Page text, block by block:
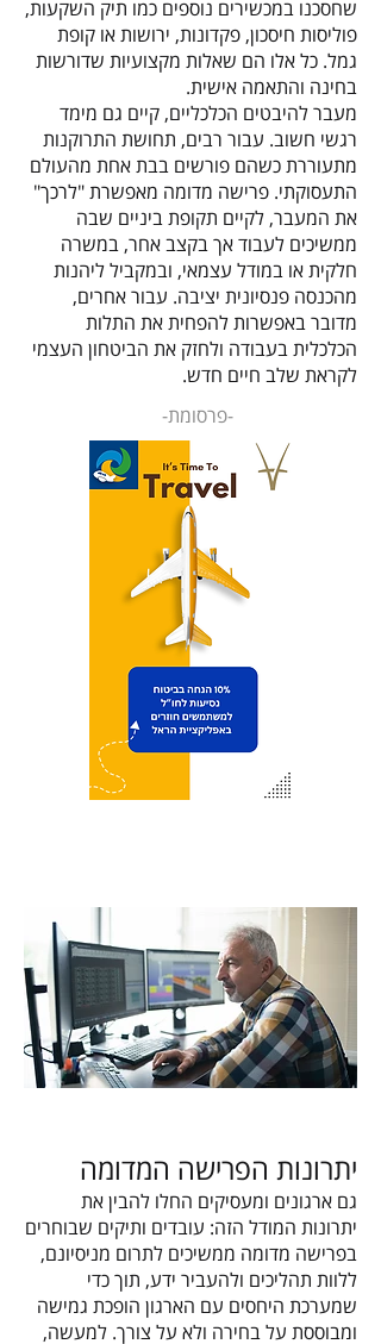
שחסכנו במכשירים נוספים כמו תיק השקעות,
פוליסות חיסכון, פקדונות, ירושות או קופת
גמל. כל אלו הם שאלות מקצועיות שדורשות
בחינה והתאמה אישית.
מעבר להיבטים הכלכליים, קיים גם מימד
רגשי חשוב. עבור רבים, תחושת התרוקנות
מתעוררת כשהם פורשים בבת אחת מהעולם
התעסוקתי. פרישה מדומה מאפשרת "לרכך"
את המעבר, לקיים תקופת ביניים שבה
ממשיכים לעבוד אך בקצב אחר, במשרה
חלקית או במודל עצמאי, ובמקביל ליהנות
מהכנסה פנסיונית יציבה. עבור אחרים,
מדובר באפשרות להפחית את התלות
הכלכלית בעבודה ולחזק את הביטחון העצמי
לקראת שלב חיים חדש.
-פרסומת-
Helvetica Light is an easy-to-read font, with
tall and narrow letters, that works well on
almost every site.
יתרונות הפרישה המדומה
גם ארגונים ומעסיקים החלו להבין את
יתרונות המודל הזה: עובדים ותיקים שבוחרים
בפרישה מדומה ממשיכים לתרום מניסיונם,
ללוות תהליכים ולהעביר ידע, תוך כדי
שמערכת היחסים עם הארגון הופכת גמישה
ומבוססת על בחירה ולא על צורך. למעשה,